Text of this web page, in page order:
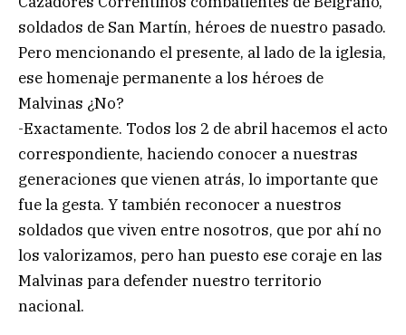
soldados de San Martín, héroes de nuestro pasado.
Pero mencionando el presente, al lado de la iglesia,
ese homenaje permanente a los héroes de
Malvinas ¿No?
-Exactamente. Todos los 2 de abril hacemos el acto
correspondiente, haciendo conocer a nuestras
generaciones que vienen atrás, lo importante que
fue la gesta. Y también reconocer a nuestros
soldados que viven entre nosotros, que por ahí no
los valorizamos, pero han puesto ese coraje en las
Malvinas para defender nuestro territorio
nacional.